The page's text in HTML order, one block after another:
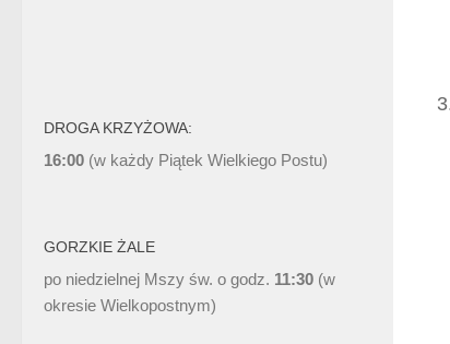
DROGA KRZYŻOWA:
16:00 (w każdy Piątek Wielkiego Postu)
GORZKIE ŻALE
po niedzielnej Mszy św. o godz. 11:30 (w
okresie Wielkopostnym)